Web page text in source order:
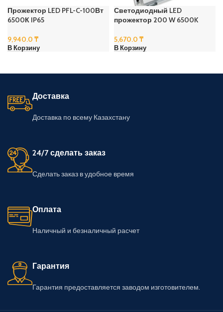
Прожектор LED PFL-C-100Вт
6500К IP65
9,940.0 ₸
В Корзину
Светодиодный LED
прожектор 200 W 6500K
5,670.0 ₸
В Корзину
Доставка
Доставка по всему Казахстану
24/7 сделать заказ
Сделать заказ в удобное время
Оплата
Наличный и безналичный расчет
Гарантия
Гарантия предоставляется заводом изготовителем.